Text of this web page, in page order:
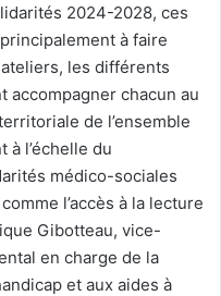
2024-2028, ces
à faire
les différents
chacun au
de l’ensemble
l’échelle du
médico-sociales
l’accès à la lecture
Gibotteau, vice-
en charge de la
et aux aides à